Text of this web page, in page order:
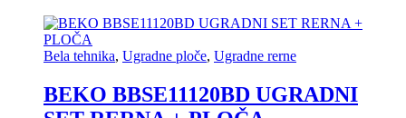
Bela tehnika, Ugradne ploče, Ugradne rerne
BEKO BBSE11120BD UGRADNI